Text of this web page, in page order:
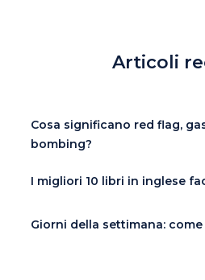
Articoli
Cosa significano red flag,
bombing?
I migliori 10 libri in inglese
Giorni della settimana: